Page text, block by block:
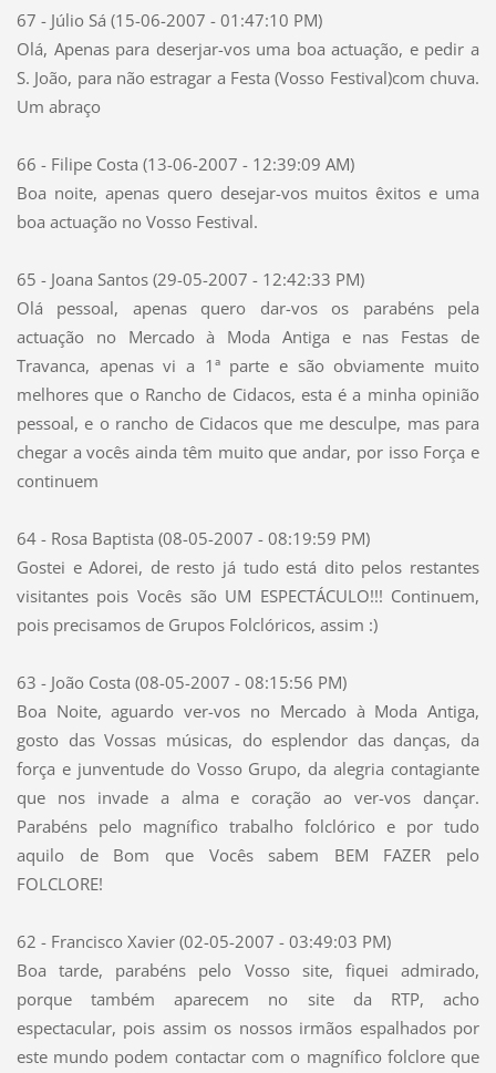
67 - Júlio Sá (15-06-2007 - 01:47:10 PM)
Olá, Apenas para deserjar-vos uma boa actuação, e pedir a
S. João, para não estragar a Festa (Vosso Festival)com chuva.
Um abraço
66 - Filipe Costa (13-06-2007 - 12:39:09 AM)
Boa noite, apenas quero desejar-vos muitos êxitos e uma
boa actuação no Vosso Festival.
65 - Joana Santos (29-05-2007 - 12:42:33 PM)
Olá pessoal, apenas quero dar-vos os parabéns pela
actuação no Mercado à Moda Antiga e nas Festas de
Travanca, apenas vi a 1ª parte e são obviamente muito
melhores que o Rancho de Cidacos, esta é a minha opinião
pessoal, e o rancho de Cidacos que me desculpe, mas para
chegar a vocês ainda têm muito que andar, por isso Força e
continuem
64 - Rosa Baptista (08-05-2007 - 08:19:59 PM)
Gostei e Adorei, de resto já tudo está dito pelos restantes
visitantes pois Vocês são UM ESPECTÁCULO!!! Continuem,
pois precisamos de Grupos Folclóricos, assim :)
63 - João Costa (08-05-2007 - 08:15:56 PM)
Boa Noite, aguardo ver-vos no Mercado à Moda Antiga,
gosto das Vossas músicas, do esplendor das danças, da
força e junventude do Vosso Grupo, da alegria contagiante
que nos invade a alma e coração ao ver-vos dançar.
Parabéns pelo magnífico trabalho folclórico e por tudo
aquilo de Bom que Vocês sabem BEM FAZER pelo
FOLCLORE!
62 - Francisco Xavier (02-05-2007 - 03:49:03 PM)
Boa tarde, parabéns pelo Vosso site, fiquei admirado,
porque também aparecem no site da RTP, acho
espectacular, pois assim os nossos irmãos espalhados por
este mundo podem contactar com o magnífico folclore que